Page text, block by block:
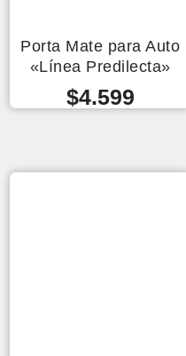
Porta Mate para Auto
«Línea Predilecta»
$4.599